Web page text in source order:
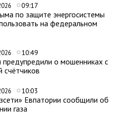
09:17
по защите энергосистемы
на федеральном
10:49
о мошенниках с
счётчиков
10:03
Евпатории сообщили об
газа